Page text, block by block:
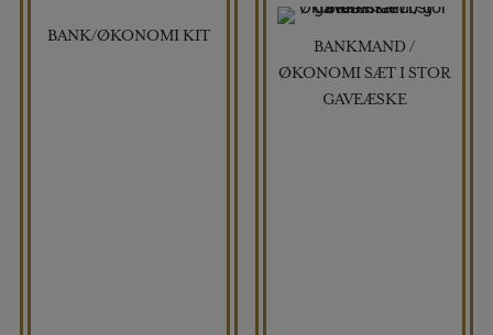
BANK/ØKONOMI KIT
BANKMAND /
ØKONOMI SÆT I STOR
GAVEÆSKE